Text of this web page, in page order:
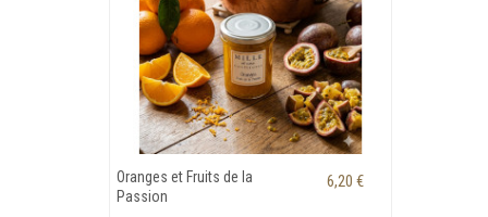
Oranges et Fruits de la
Passion
6,20 €